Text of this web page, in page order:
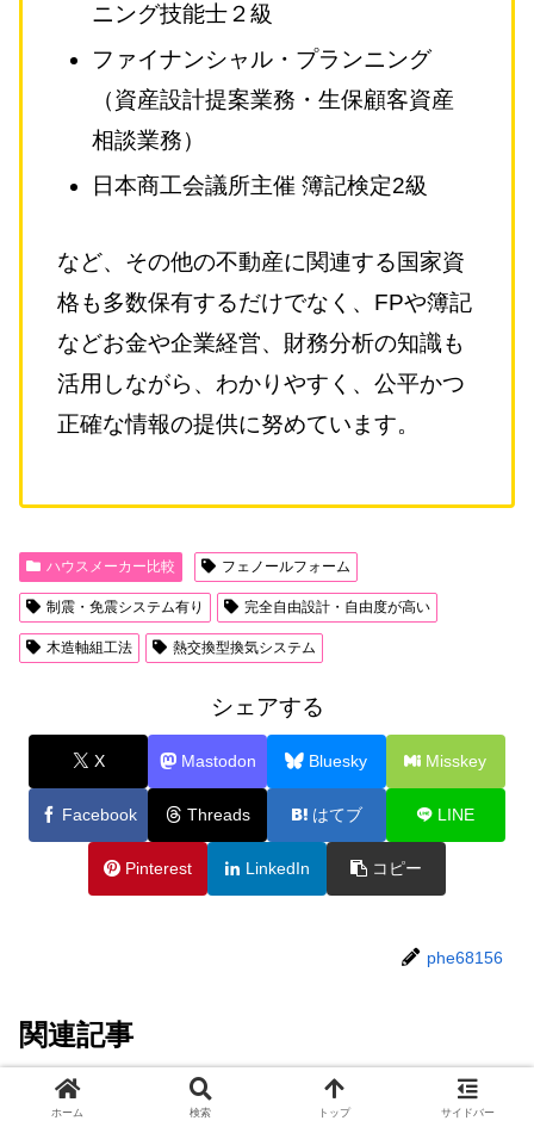
ニング技能士２級
ファイナンシャル・プランニング
（資産設計提案業務・生保顧客資産
相談業務）
日本商工会議所主催 簿記検定2級
など、その他の不動産に関連する国家資
格も多数保有するだけでなく、FPや簿記
などお金や企業経営、財務分析の知識も
活用しながら、わかりやすく、公平かつ
正確な情報の提供に努めています。
ハウスメーカー比較 フェノールフォーム
制震・免震システム有り 完全自由設計・自由度が高い
木造軸組工法 熱交換型換気システム
シェアする
X Mastodon Bluesky Misskey
Facebook Threads はてブ LINE
Pinterest LinkedIn コピー
phe68156
関連記事
ハウスメーカー比較
【ひよこ住宅】口コミ評判・坪単
ホーム 検索 トップ サイドバー